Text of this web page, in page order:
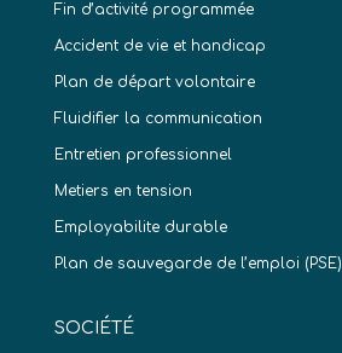
Fin d’activité programmée
Accident de vie et handicap
Plan de départ volontaire
Fluidifier la communication
Entretien professionnel
Metiers en tension
Employabilite durable
Plan de sauvegarde de l’emploi (PSE)
SOCIÉTÉ